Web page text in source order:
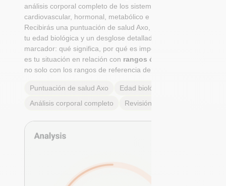
análisis corporal completo de los sistemas
cardiovascular, hormonal, metabólico e inmunológico.
Recibirás una puntuación de salud Axo, un cálculo de
tu edad biológica y un desglose detallado de cada
marcador: qué significa, por qué es importante y cuál
es tu situación en relación con rangos óptimos reales
no solo con los rangos de referencia de laboratorio.
Puntuación de salud Axo
Edad biológica
Análisis corporal completo
Revisión de expertos